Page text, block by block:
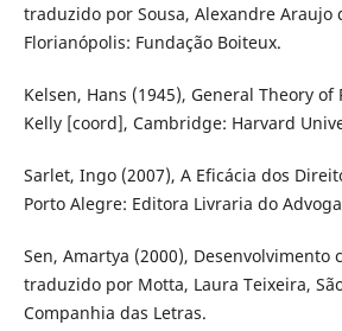
traduzido por Sousa, Alexandre Araujo
Florianópolis: Fundação Boiteux.
Kelsen, Hans (1945), General Theory of
Kelly [coord], Cambridge: Harvard
Sarlet, Ingo (2007), A Eficácia dos
Porto Alegre: Editora Livraria do
Sen, Amartya (2000), Desenvolvimento
traduzido por Motta, Laura Teixeira,
Companhia das Letras.